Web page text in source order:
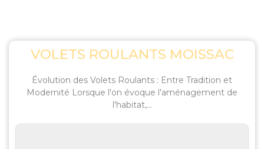
VOLETS ROULANTS MOISSAC
Évolution des Volets Roulants : Entre Tradition et
Modernité Lorsque l'on évoque l'aménagement de
l'habitat,...